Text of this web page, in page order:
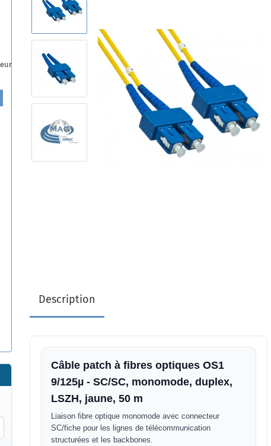
Description
Câble patch à fibres optiques OS1
9/125µ - SC/SC, monomode, duplex,
LSZH, jaune, 50 m
Liaison fibre optique monomode avec connecteur
SC/fiche pour les lignes de télécommunication
structurées et les backbones.